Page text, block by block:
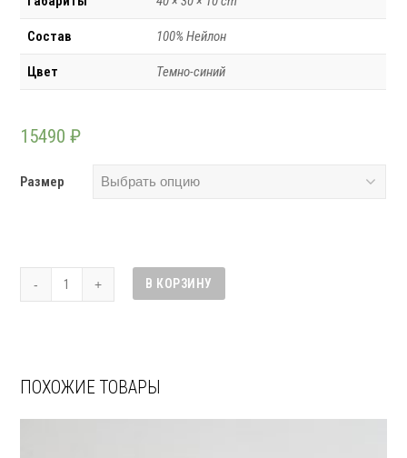
Состав 100% Нейлон
Цвет Темно-синий
15490₽
Размер
Количество
товара
Care
Swiss
M70
В КОРЗИНУ
ПОХОЖИЕ ТОВАРЫ